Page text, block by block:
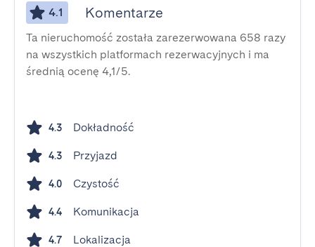
4.1 Komentarze
Ta nieruchomość została zarezerwowana 658 razy
na wszystkich platformach rezerwacyjnych i ma
średnią ocenę 4,1/5.
4.3 Dokładność
4.3 Przyjazd
4.0 Czystość
4.4 Komunikacja
4.7 Lokalizacja